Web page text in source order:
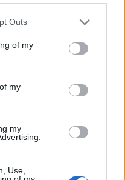
one or more Google
You may click to
its third-party tags to
in below Google
Outs
of my
my
my
Use,
Haslam
sus ojos en
para entender
un lugar
europeo.